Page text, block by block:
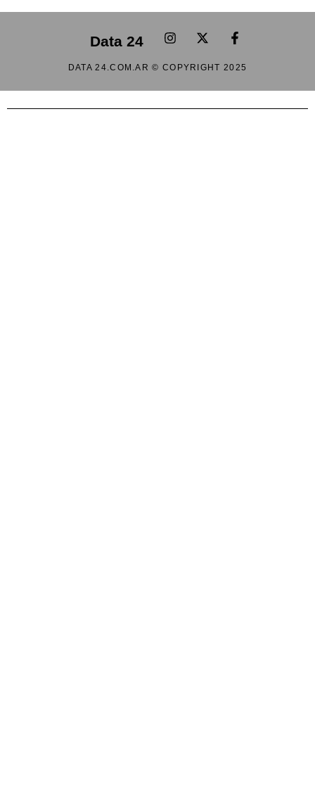
Data 24
DATA 24.COM.AR © COPYRIGHT 2025